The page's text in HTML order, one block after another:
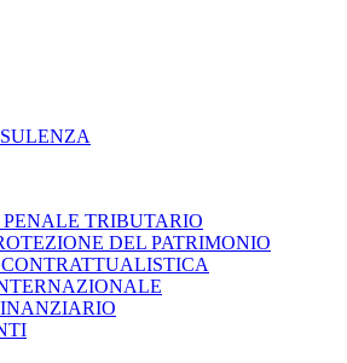
TRIBUTARIO
DEL PATRIMONIO